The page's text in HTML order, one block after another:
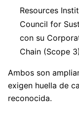
Resources
Council for
con su
Chain (Scope
Ambos son
exigen huella de
reconocida.